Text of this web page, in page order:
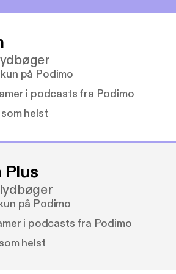
på Podimo
i podcasts fra Podimo
helst
Plus
på Podimo
i podcasts fra Podimo
helst